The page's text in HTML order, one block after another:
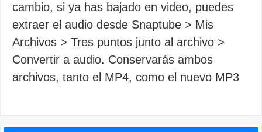
cambio, si ya has bajado en video, puedes
extraer el audio desde Snaptube > Mis
Archivos > Tres puntos junto al archivo >
Convertir a audio. Conservarás ambos
archivos, tanto el MP4, como el nuevo MP3